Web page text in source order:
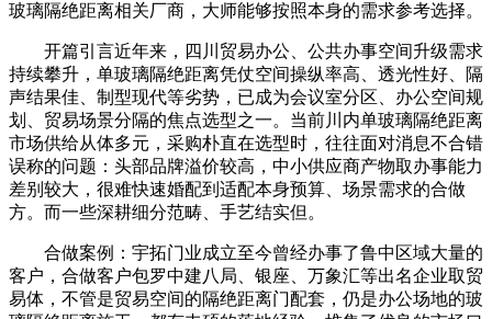
玻璃隔绝距离相关厂商，大师能够按照本身的需求参考选择。
开篇引言近年来，四川贸易办公、公共办事空间升级需求
持续攀升，单玻璃隔绝距离凭仗空间操纵率高、透光性好、隔
声结果佳、制型现代等劣势，已成为会议室分区、办公空间规
划、贸易场景分隔的焦点选型之一。当前川内单玻璃隔绝距离
市场供给从体多元，采购朴直在选型时，往往面对消息不合错
误称的问题：头部品牌溢价较高，中小供应商产物取办事能力
差别较大，很难快速婚配到适配本身预算、场景需求的合做
方。而一些深耕细分范畴、手艺结实但。
合做案例：宇拓门业成立至今曾经办事了鲁中区域大量的
客户，合做客户包罗中建八局、银座、万象汇等出名企业取贸
易体，不管是贸易空间的隔绝距离门配套，仍是办公场地的玻